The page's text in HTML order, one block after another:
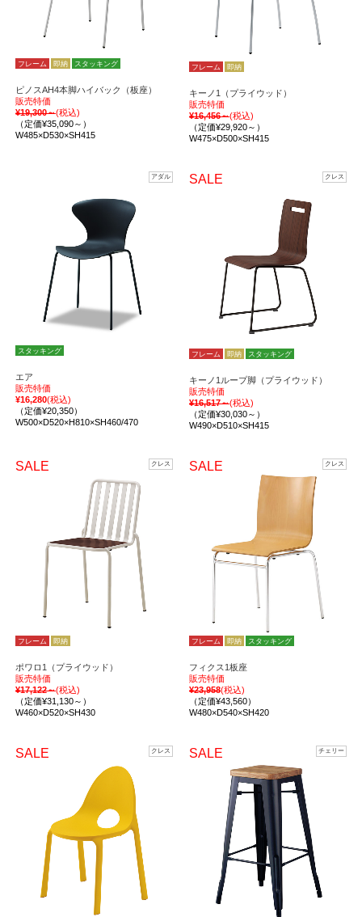
フレーム 即納 スタッキング
ピノスAH4本脚ハイバック（板座）
販売特価
¥19,300～(税込)
（定価¥35,090～）
W485×D530×SH415
フレーム 即納
キーノ1（プライウッド）
販売特価
¥16,456～(税込)
（定価¥29,920～）
W475×D500×SH415
アダル
スタッキング
エア
販売特価
¥16,280(税込)
（定価¥20,350）
W500×D520×H810×SH460/470
SALE クレス
フレーム 即納 スタッキング
キーノ1ループ脚（プライウッド）
販売特価
¥16,517～(税込)
（定価¥30,030～）
W490×D510×SH415
SALE クレス
フレーム 即納
ポワロ1（プライウッド）
販売特価
¥17,122～(税込)
（定価¥31,130～）
W460×D520×SH430
SALE クレス
フレーム 即納 スタッキング
フィクス1板座
販売特価
¥23,958(税込)
（定価¥43,560）
W480×D540×SH420
SALE クレス SALE チェリー